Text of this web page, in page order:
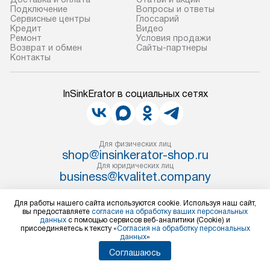
прибор до подъезда. Если
требуется переместить прибор
до двери квартиры или до места
установки, пожалуйста,
взимается дополнительная плата.
Учитывайте габариты прибора, если
то сотрудники транспортной
службы не могут демонтировать
дверцы, ручки или другие
в будущем это может привести
к отказу в проведении ремонта
по гарантии. Перед заказом
удостоверьтесь, что сможете
при
монтируется в
или на заранее
к
установку не
материалы,
и регулярное
Подключение
Сервисные центры
Кредит
Ремонт
Возврат и обмен
Контакты
Вопросы и ответы
Глоссарий
Видео
Условия продажи
Сайты-партнеры
InSinkErator в социальных сетях
Для физических лиц
shop@insinkerator-shop.ru
Для юридических лиц
business@kvalitet.company
НАПИСАТЬ РУКОВОДСТВУ
Политика конфиденциальности
Карта сайта
Для работы нашего сайта используются cookie. Используя наш сайт,
вы предоставляете согласие на обработку ваших персональных
данных с помощью сервисов веб-аналитики (Cookie) и
присоединяетесь к тексту «Согласия на обработку персональных
данных»
Соглашаюсь